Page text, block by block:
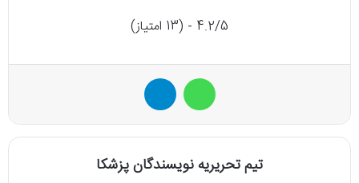
4.2/5 - (13 امتیاز)
واتس آپ
تیم تحریریه نویسندگان پزشکا